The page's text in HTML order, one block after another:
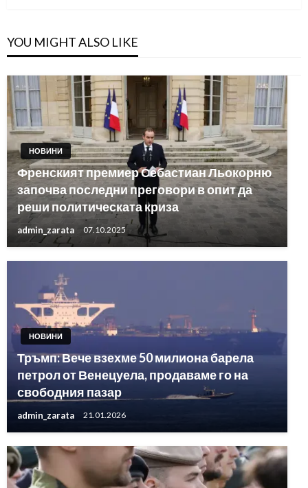
YOU MIGHT ALSO LIKE
НОВИНИ
Френският премиер Себастиан Льокорню
започва последни преговори в опит да
реши политическата криза
admin_zarata 07.10.2025
НОВИНИ
Тръмп: Вече взехме 50 милиона барела
петрол от Венецуела, продаваме го на
свободния пазар
admin_zarata 21.01.2026